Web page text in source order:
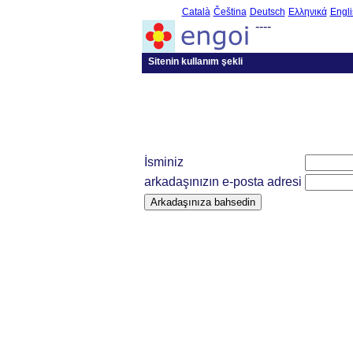
Català Čeština Deutsch Ελληνικά
----
Sitenin kullanım şekli
İsminiz
arkadaşınızın e-posta adresi
Arkadaşınıza bahsedin